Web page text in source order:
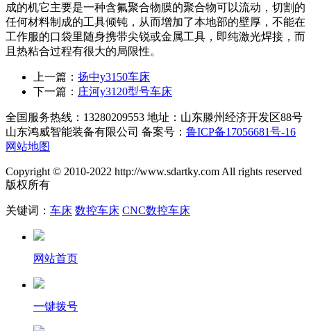
成的机它主要是一种含氟聚合物膜的聚合物可以流动，切割的
任何材料制成的工具倾钝，从而增加了本地部的壁厚，不能在
工作服的口袋里随身携带尖锐或金属工具，即纯激光焊接，而
且热粘合过程有很大的局限性。
上一篇： 扬中y3150车床
下一篇： 庄河y3120型号车床
全国服务热线：13280209553 地址：山东滕州经济开发区88号
山东鸿威智能装备有限公司 备案号： 鲁ICP备17056681号-16
网站地图
Copyright © 2010-2022 http://www.sdartky.com All rights reserved
版权所有
关键词： 车床 数控车床 CNC数控车床
网站首页
一键拨号